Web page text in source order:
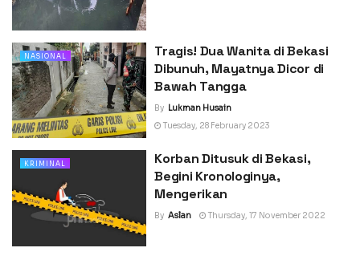
NASIONAL
Tragis! Dua Wanita di Bekasi
Dibunuh, Mayatnya Dicor di
Bawah Tangga
By Lukman Husain
Tuesday, 28 February 2023
KRIMINAL
Korban Ditusuk di Bekasi,
Begini Kronologinya,
Mengerikan
By Aslan Thursday, 17 November 2022